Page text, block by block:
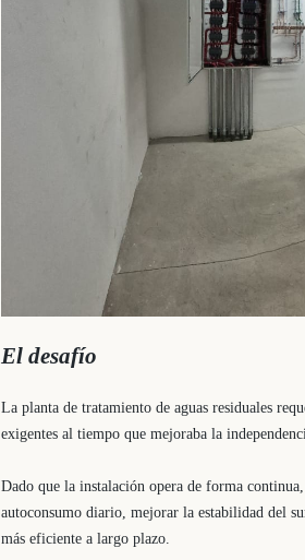
El desafío
La planta de tratamiento de aguas residuales
exigentes al tiempo que mejoraba la
Dado que la instalación opera de forma
autoconsumo diario, mejorar la estabilidad del
más eficiente a largo plazo.